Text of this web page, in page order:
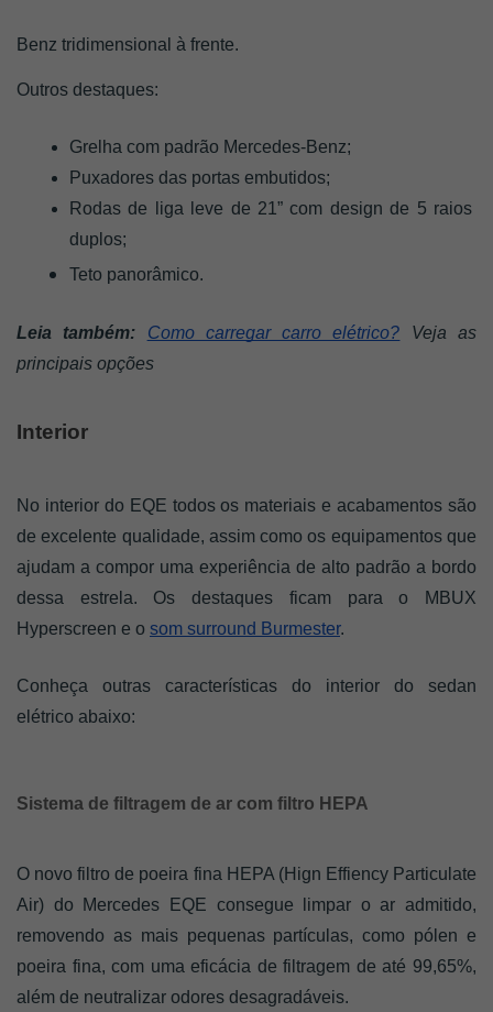
Benz tridimensional à frente.
Outros destaques:
Grelha com padrão Mercedes-Benz;
Puxadores das portas embutidos;
Rodas de liga leve de 21” com design de 5 raios
duplos;
Teto panorâmico.
Leia também: Como carregar carro elétrico? Veja as
principais opções
Interior
No interior do EQE todos os materiais e acabamentos são
de excelente qualidade, assim como os equipamentos que
ajudam a compor uma experiência de alto padrão a bordo
dessa estrela. Os destaques ficam para o MBUX
Hyperscreen e o som surround Burmester.
Conheça outras características do interior do sedan
elétrico abaixo:
Sistema de filtragem de ar com filtro HEPA
O novo filtro de poeira fina HEPA (Hign Effiency Particulate
Air) do Mercedes EQE consegue limpar o ar admitido,
removendo as mais pequenas partículas, como pólen e
poeira fina, com uma eficácia de filtragem de até 99,65%,
além de neutralizar odores desagradáveis.